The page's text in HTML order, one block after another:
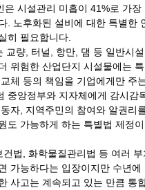
은 시설관리 미흡이41%로 가장
노후화된 설비에 대한 특별한
히 필요합니다.
교량 터널 항만 댐 등 일반시
위험한 산업단지 시설물에는
체 등의 책임을 기업에게만 주
중앙정부와 지자체에게 감시감
자 지역주민의 참여와 알권리
도 가능하게 하는 특별법 제정
건법
화학물질관리법 등 여러 부
가능하다는 입장이지만 수년에
사고는 계속되고 있는 만큼 통